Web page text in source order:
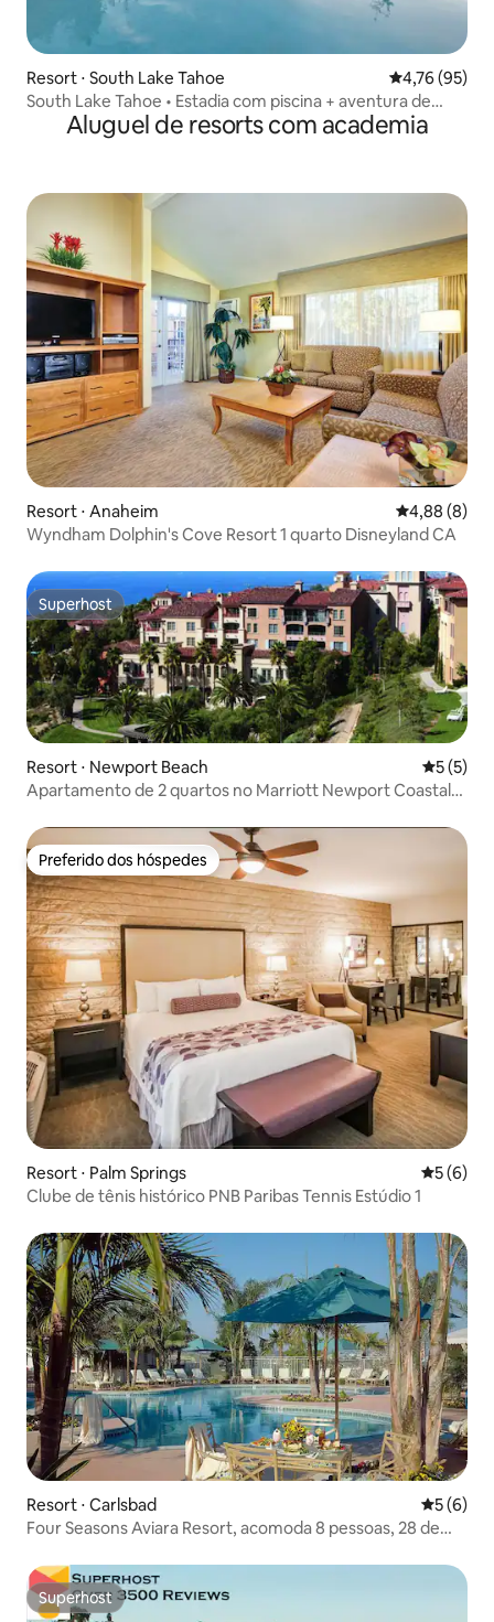
Resort ⋅ South Lake Tahoe 4,76 de uma
4,76 (95)
South Lake Tahoe • Estadia com piscina + aventura de
Aluguel de resorts com academia
Resort ⋅ Anaheim 4,88 de uma
4,88 (8)
Wyndham Dolphin's Cove Resort 1 quarto Disneyland CA
Superhost
Superhost
Resort ⋅ Newport Beach 5 de
5 (5)
Apartamento de 2 quartos no Marriott Newport Coastal
Preferido dos hóspedes
Preferido dos hóspedes
Resort ⋅ Palm Springs 5 de
5 (6)
Clube de tênis histórico PNB Paribas Tennis Estúdio 1
Resort ⋅ Carlsbad 5 de
5 (6)
Four Seasons Aviara Resort, acomoda 8 pessoas, 28 de
Superhost
Superhost